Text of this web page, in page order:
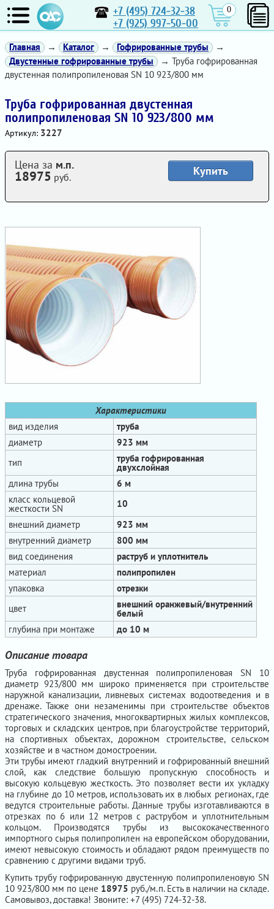
+7 (495) 724-32-38
+7 (925) 997-50-00
0
Главная → Каталог → Гофрированные трубы
→
Двустенные гофрированные трубы
→ Труба гофрированная
двустенная полипропиленовая SN 10 923/800 мм
Труба гофрированная двустенная
полипропиленовая SN 10 923/800 мм
Артикул: 3227
Характеристики
вид изделия
труба
диаметр
923 мм
тип
труба гофрированная
двухслойная
длина трубы
6 м
класс кольцевой
жесткости SN
10
внешний диаметр
923 мм
внутренний диаметр
800 мм
вид соединения
раструб и уплотнитель
материал
полипропилен
упаковка
отрезки
цвет
внешний оранжевый/внутренний
белый
глубина при монтаже
до 10 м
Купить
Цена за м.п.
18975 руб.
Описание товара
Труба гофрированная двустенная полипропиленовая SN 10
диаметр 923/800 мм широко применяется при строительстве
наружной канализации, ливневых системах водоотведения и в
дренаже. Также они незаменимы при строительстве объектов
стратегического значения, многоквартирных жилых комплексов,
торговых и складских центров, при благоустройстве территорий,
на спортивных объектах, дорожном строительстве, сельском
хозяйстве и в частном домостроении.
Эти трубы имеют гладкий внутренний и гофрированный внешний
слой, как следствие большую пропускную способность и
высокую кольцевую жесткость. Это позволяет вести их укладку
на глубине до 10 метров, использовать их в любых регионах, где
ведутся строительные работы. Данные трубы изготавливаются в
отрезках по 6 или 12 метров с раструбом и уплотнительным
кольцом. Производятся трубы из высококачественного
импортного сырья полипропилен на европейском оборудовании,
имеют невысокую стоимость и обладают рядом преимуществ по
сравнению с другими видами труб.
Купить трубу гофрированную двустенную полипропиленовую SN
10 923/800 мм по цене 18975 руб./м.п. Есть в наличии на складе.
Самовывоз, доставка! Звоните: +7 (495) 724-32-38.